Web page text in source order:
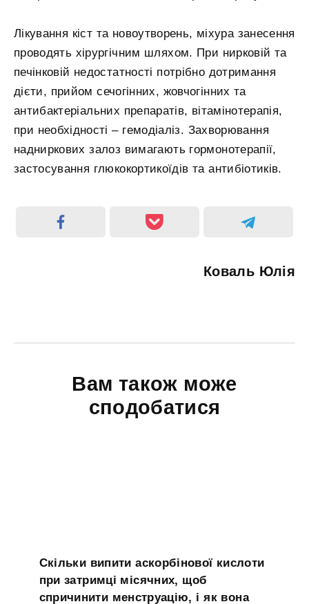
Лікування кіст та новоутворень, міхура занесення
проводять хірургічним шляхом. При нирковій та
печінковій недостатності потрібно дотримання
дієти, прийом сечогінних, жовчогінних та
антибактеріальних препаратів, вітамінотерапія,
при необхідності – гемодіаліз. Захворювання
надниркових залоз вимагають гормонотерапії,
застосування глюкокортикоїдів та антибіотиків.
Коваль Юлія
Вам також може
сподобатися
Скільки випити аскорбінової кислоти
при затримці місячних, щоб
спричинити менструацію, і як вона